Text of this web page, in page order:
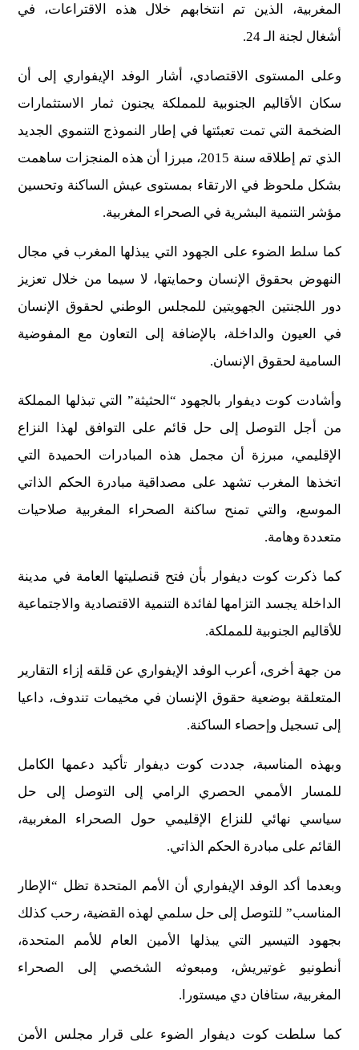
المغربية، الذين تم انتخابهم خلال هذه الاقتراعات، في
أشغال لجنة الـ 24.
وعلى المستوى الاقتصادي، أشار الوفد الإيفواري إلى أن
سكان الأقاليم الجنوبية للمملكة يجنون ثمار الاستثمارات
الضخمة التي تمت تعبئتها في إطار النموذج التنموي الجديد
الذي تم إطلاقه سنة 2015، مبرزا أن هذه المنجزات ساهمت
بشكل ملحوظ في الارتقاء بمستوى عيش الساكنة وتحسين
مؤشر التنمية البشرية في الصحراء المغربية.
كما سلط الضوء على الجهود التي يبذلها المغرب في مجال
النهوض بحقوق الإنسان وحمايتها، لا سيما من خلال تعزيز
دور اللجنتين الجهويتين للمجلس الوطني لحقوق الإنسان
في العيون والداخلة، بالإضافة إلى التعاون مع المفوضية
السامية لحقوق الإنسان.
وأشادت كوت ديفوار بالجهود “الحثيثة” التي تبذلها المملكة
من أجل التوصل إلى حل قائم على التوافق لهذا النزاع
الإقليمي، مبرزة أن مجمل هذه المبادرات الحميدة التي
اتخذها المغرب تشهد على مصداقية مبادرة الحكم الذاتي
الموسع، والتي تمنح ساكنة الصحراء المغربية صلاحيات
متعددة وهامة.
كما ذكرت كوت ديفوار بأن فتح قنصليتها العامة في مدينة
الداخلة يجسد التزامها لفائدة التنمية الاقتصادية والاجتماعية
للأقاليم الجنوبية للمملكة.
من جهة أخرى، أعرب الوفد الإيفواري عن قلقه إزاء التقارير
المتعلقة بوضعية حقوق الإنسان في مخيمات تندوف، داعيا
إلى تسجيل وإحصاء الساكنة.
وبهذه المناسبة، جددت كوت ديفوار تأكيد دعمها الكامل
للمسار الأممي الحصري الرامي إلى التوصل إلى حل
سياسي نهائي للنزاع الإقليمي حول الصحراء المغربية،
القائم على مبادرة الحكم الذاتي.
وبعدما أكد الوفد الإيفواري أن الأمم المتحدة تظل “الإطار
المناسب” للتوصل إلى حل سلمي لهذه القضية، رحب كذلك
بجهود التيسير التي يبذلها الأمين العام للأمم المتحدة،
أنطونيو غوتيريش، ومبعوثه الشخصي إلى الصحراء
المغربية، ستافان دي ميستورا.
كما سلطت كوت ديفوار الضوء على قرار مجلس الأمن